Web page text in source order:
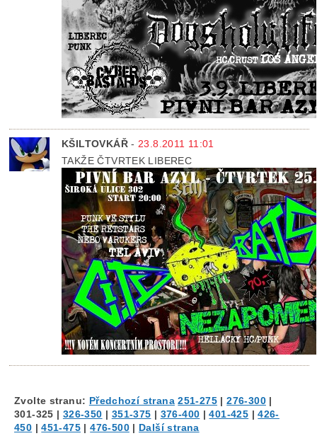
KŠILTOVKÁŘ- 23.8.2011 11:01
TAKŽE ČTVRTEK LIBEREC
Zvolte stranu: Předchozí strana 251-275 |276-300|
301-325 | 326-350 | 351-375 | 376-400 |401-425 |426-
450 |451-475 |476-500| Další strana